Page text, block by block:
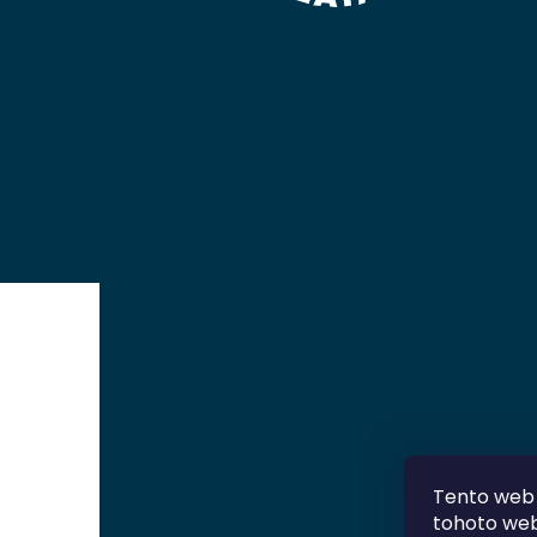
Tento
tohoto